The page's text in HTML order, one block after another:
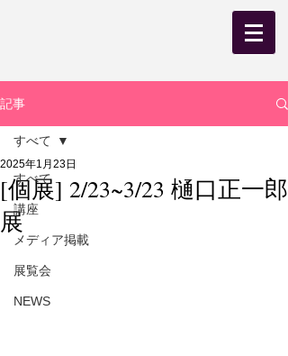
記事
すべて
講座
メディア掲載
展覧会
NEWS
すべて
[個展] 2/23~3/23 樋口正一郎
展
2025年1月23日